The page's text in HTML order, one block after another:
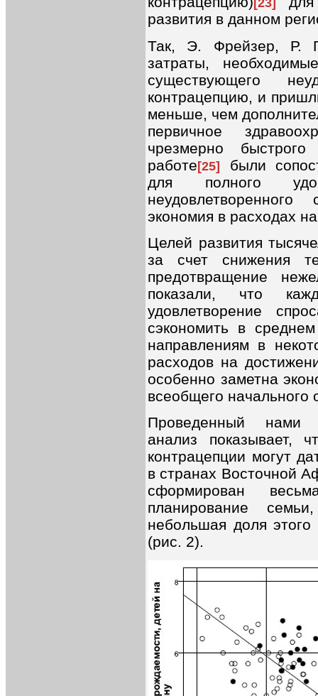
развития в данном
Так, Э. Фрейзер, Р.
затраты,
существующего
контрацепцию, и
меньше, чем
первичное
чрезмерно
работе[25] были
для полного
экономия в расходах
Целей развития
за счет снижения
предотвращение
показали, что
удовлетворение
сэкономить в
направлениям в
расходов на
особенно заметна
всеобщего начального
Проведенный нами
анализ показывает,
контрацепции могут
в странах Восточной
сформирован
планирование
небольшая доля этого
(рис. 2).